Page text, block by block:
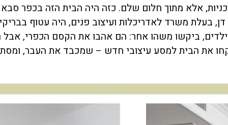
אלא מתוך חלום שלם. כזה היה הבית הזה בכפר
דן, בעלת משרד לאדריכלות ועיצוב פנים, היה עטוף
ביקשו משהו אחר: הם אהבו את הקסם הכפרי, אבל רצו
את הבית למסע עיצובי חדש – שמכבד את העבר,